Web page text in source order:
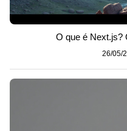
O que é Next.js?
26/05/